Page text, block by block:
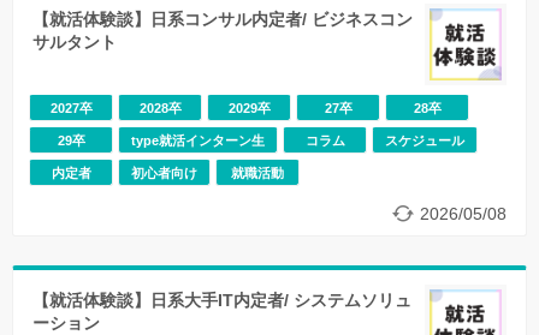
お気軽にエントリーしてください！
ICT分野において、各種サービスを提供するとともに、こ
れらを支える最先端、高性能かつ高品質のプロダクトおよ
び電子デバイスの開発、製造、販売から保守運用までを総
合的に提供する、トータルソリューションビジネスを行っ
【就活体験談】日系コンサル内定者/ ビジネスコン
サルタント
2026/05/08
2027卒 2028卒 2029卒 27卒 28卒
29卒 type就活インターン生 コラム スケジュール
内定者 初心者向け 就職活動
【就活体験談】日系大手IT内定者/ システムソリュ
ーション